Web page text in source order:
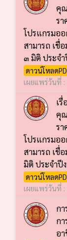
คุ
ร
โปรแกรมอ
สามารถ เชื่
๓ มิติ ประจ
ดาวน์โหลด
เผยแพร่วันที่ :
เ
คุ
ร
โปรแกรมอ
สามารถ เชื่
มิติ ประจำปี
ดาวน์โหลด
เผยแพร่วันที่ :
ก
ก
อ